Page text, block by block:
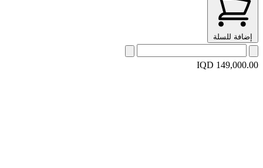
إضافة للسلة
IQD 149,000.00